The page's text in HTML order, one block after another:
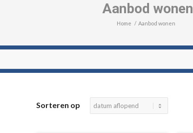
Aanbod wonen
Home / Aanbod wonen
Sorteren op